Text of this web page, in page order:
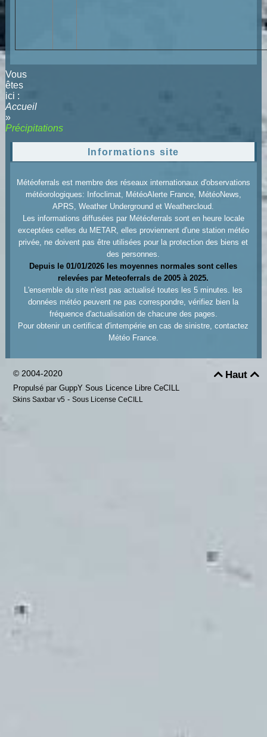
Vous
êtes
ici :
Accueil
»
Précipitations
Informations site
Météoferrals est membre des réseaux internationaux d'observations
météorologiques: Infoclimat, MétéoAlerte France, MétéoNews,
APRS, Weather Underground et Weathercloud.
Les informations diffusées par Météoferrals sont en heure locale
exceptées celles du METAR, elles proviennent d'une station météo
privée, ne doivent pas être utilisées pour la protection des biens et
des personnes.
Depuis le 01/01/2026 les moyennes normales sont celles
relevées par Meteoferrals de 2005 à 2025.
L'ensemble du site n'est pas actualisé toutes les 5 minutes. les
données météo peuvent ne pas correspondre, vérifiez bien la
fréquence d'actualisation de chacune des pages.
Pour obtenir un certificat d'intempérie en cas de sinistre, contactez
Météo France.
Haut
© 2004-2020
Propulsé par GuppY Sous Licence Libre CeCILL
Skins Saxbar v5 - Sous License CeCILL